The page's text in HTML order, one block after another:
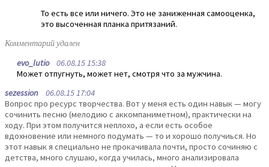
То есть все или ничего. Это не заниженная самооценка,
это высоченная планка притязаний.
Комментарий удален
evo_lutio06.08.15 15:38
Может отпугнуть, может нет, смотря что за мужчина.
sezession 06.08.15 17:04
Вопрос про ресурс творчества. Вот у меня есть один навык — могу
сочинить песню (мелодию с аккомпаниметном), практически на
ходу. При этом получится неплохо, а если есть особое
вдохновение или немного подумать — то и хорошо получиься. Но
этот навык я специально не прокачивала почти, просто сочиняю с
детства, много слушаю, когда училась, много анализировала